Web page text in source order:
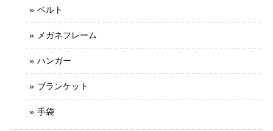
ベルト
メガネフレーム
ハンガー
ブランケット
手袋